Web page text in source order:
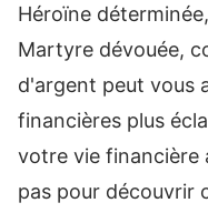
Héroïne
Martyre dévouée,
d'argent peut vous
financières plus
votre vie financière
pas pour découvrir